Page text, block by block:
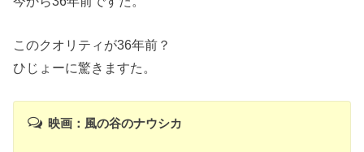
このクオリティが36年前？
ひじょーに驚きますた。
映画：風の谷のナウシカ